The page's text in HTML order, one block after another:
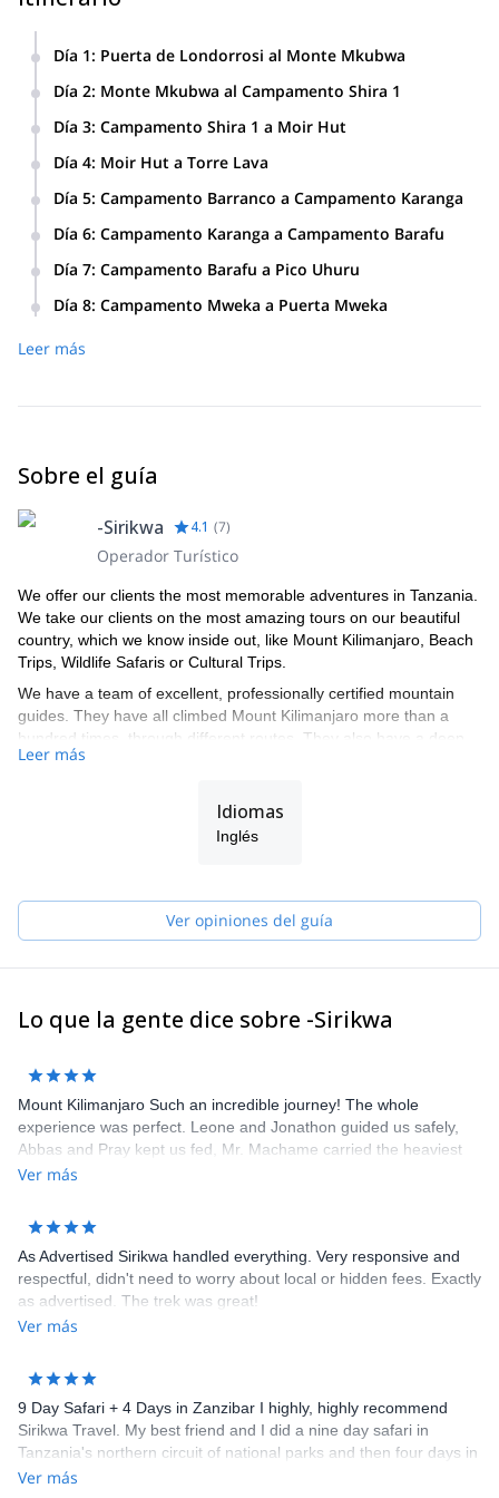
Día 1: Puerta de Londorrosi al Monte Mkubwa
Día 2: Monte Mkubwa al Campamento Shira 1
Día 3: Campamento Shira 1 a Moir Hut
Día 4: Moir Hut a Torre Lava
Día 5: Campamento Barranco a Campamento Karanga
Día 6: Campamento Karanga a Campamento Barafu
Día 7: Campamento Barafu a Pico Uhuru
Día 8: Campamento Mweka a Puerta Mweka
Leer más
Sobre el guía
-Sirikwa 4.1 (7)
Operador Turístico
We offer our clients the most memorable adventures in Tanzania.
We take our clients on the most amazing tours on our beautiful
country, which we know inside out, like Mount Kilimanjaro, Beach
Trips, Wildlife Safaris or Cultural Trips.
We have a team of excellent, professionally certified mountain
guides. They have all climbed Mount Kilimanjaro more than a
hundred times, through different routes. They also have a deep
knowledge of the country’s national parks and about the animal
ecology and animal behavior.
We look forward to taking you on an unforgettable adventure!
Leer más
Idiomas
Inglés
Ver opiniones del guía
Lo que la gente dice sobre -Sirikwa
Mount Kilimanjaro Such an incredible journey! The whole
experience was perfect. Leone and Jonathon guided us safely,
Abbas and Pray kept us fed, Mr. Machame carried the heaviest
loads, Joshua and Ramadan and the rest of the group made sure
hope to see the entire crew again soon.
Ver más
As Advertised Sirikwa handled everything. Very responsive and
respectful, didn't need to worry about local or hidden fees. Exactly
as advertised. The trek was great!
Ver más
9 Day Safari + 4 Days in Zanzibar I highly, highly recommend
Sirikwa Travel. My best friend and I did a nine day safari in
Tanzania's northern circuit of national parks and then four days in
Zanzibar. It was an absolutely amazing trip of a lifetime!
Ver más